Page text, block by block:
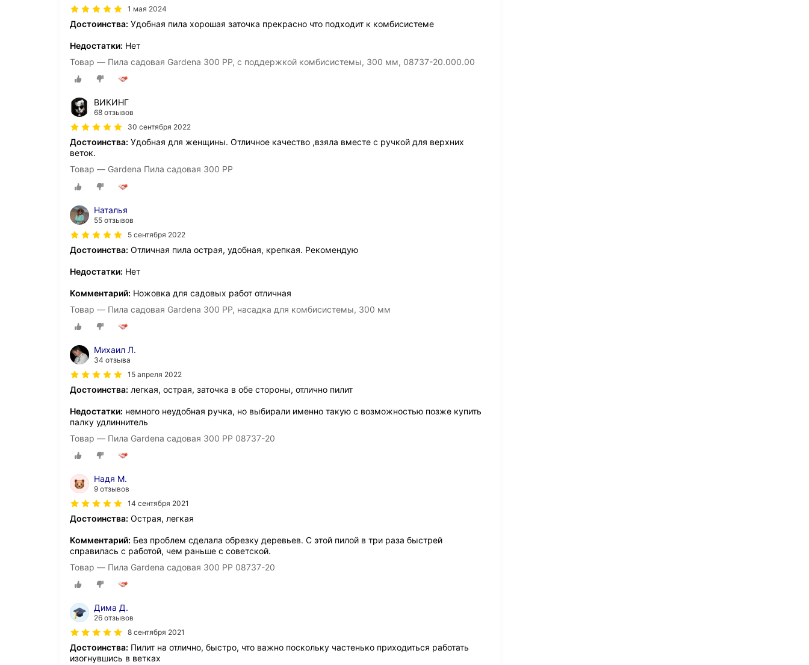
1 мая 2024
Достоинства: Удобная пила хорошая заточка прекрасно что подходит к комбисистеме
Недостатки: Нет
Товар — Пила садовая Gardena 300 PP, с поддержкой комбисистемы, 300 мм, 08737-20.000.00
ВИКИНГ
68 отзывов
30 сентября 2022
Достоинства: Удобная для женщины. Отличное качество ,взяла вместе с ручкой для верхних
веток.
Товар — Gardena Пила садовая 300 PP
Наталья
55 отзывов
5 сентября 2022
Достоинства: Отличная пила острая, удобная, крепкая. Рекомендую
Недостатки: Нет
Комментарий: Ножовка для садовых работ отличная
Товар — Пила садовая Gardena 300 PP, насадка для комбисистемы, 300 мм
Михаил Л.
34 отзыва
15 апреля 2022
Достоинства: легкая, острая, заточка в обе стороны, отлично пилит
Недостатки: немного неудобная ручка, но выбирали именно такую с возможностью позже купить
палку удлиннитель
Товар — Пила Gardena садовая 300 PP 08737-20
Надя М.
9 отзывов
14 сентября 2021
Достоинства: Острая, легкая
Комментарий: Без проблем сделала обрезку деревьев. С этой пилой в три раза быстрей
справилась с работой, чем раньше с советской.
Товар — Пила Gardena садовая 300 PP 08737-20
Дима Д.
26 отзывов
8 сентября 2021
Достоинства: Пилит на отлично, быстро, что важно поскольку частенько приходиться работать
изогнувшись в ветках